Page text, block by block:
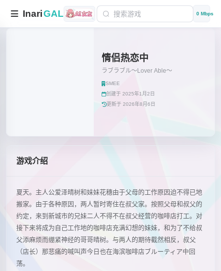
InariGAL 0 Mbps
情侣热恋中
ラブラブル～Lover Able～
SMEE
创建于 2025年1月2日
更新于 2026年8月6日
游戏介绍
夏天。主人公爱泽晴树和妹妹花穗由于父母的工作原因迫不得已地
搬家。由于各种原因，两人暂时寄住在叔父家。按照父母和叔父的
约定，来到新城市的兄妹二人不得不在叔父经营的咖啡店打工。对
接下来将成为自己工作地的咖啡店充满幻想的妹妹，和为了不给叔
父添麻烦而绷紧神经的哥哥晴树。与两人的期待截然相反，叔父
（店长）那悲痛的喊叫声今日也在海滨咖啡店ブルーティア中回
荡。